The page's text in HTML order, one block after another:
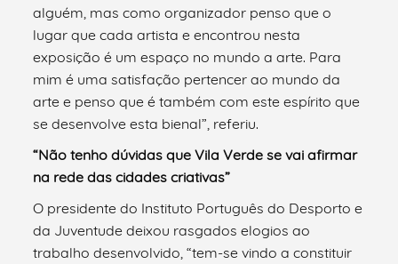
alguém, mas como organizador penso que o
lugar que cada artista e encontrou nesta
exposição é um espaço no mundo a arte. Para
mim é uma satisfação pertencer ao mundo da
arte e penso que é também com este espírito que
se desenvolve esta bienal”, referiu.
“Não tenho dúvidas que Vila Verde se vai afirmar
na rede das cidades criativas”
O presidente do Instituto Português do Desporto e
da Juventude deixou rasgados elogios ao
trabalho desenvolvido, “tem-se vindo a constituir